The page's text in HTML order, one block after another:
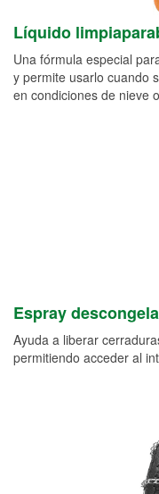
Líquido
Una fórmula especial
y permite usarlo cuando
en condiciones de nieve
Espray
Ayuda a liberar
permitiendo acceder al